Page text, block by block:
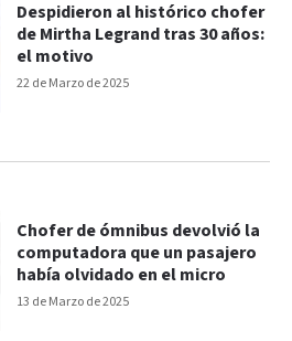
22 de Marzo de 2025
Despidieron al histórico chofer
de Mirtha Legrand tras 30 años:
el motivo
13 de Marzo de 2025
Chofer de ómnibus devolvió la
computadora que un pasajero
había olvidado en el micro